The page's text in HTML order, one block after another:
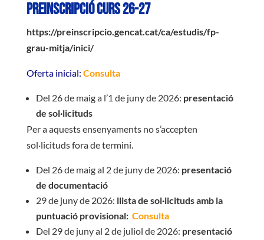
PREINSCRIPCIÓ CURS 26-27
https://preinscripcio.gencat.cat/ca/estudis/fp-
grau-mitja/inici/
Oferta inicial: Consulta
Del 26 de maig a l’1 de juny de 2026: presentació
de sol·licituds
Per a aquests ensenyaments no s’accepten
sol·licituds fora de termini.
Del 26 de maig al 2 de juny de 2026: presentació
de documentació
29 de juny de 2026: llista de sol·licituds amb la
puntuació provisional: Consulta
Del 29 de juny al 2 de juliol de 2026: presentació